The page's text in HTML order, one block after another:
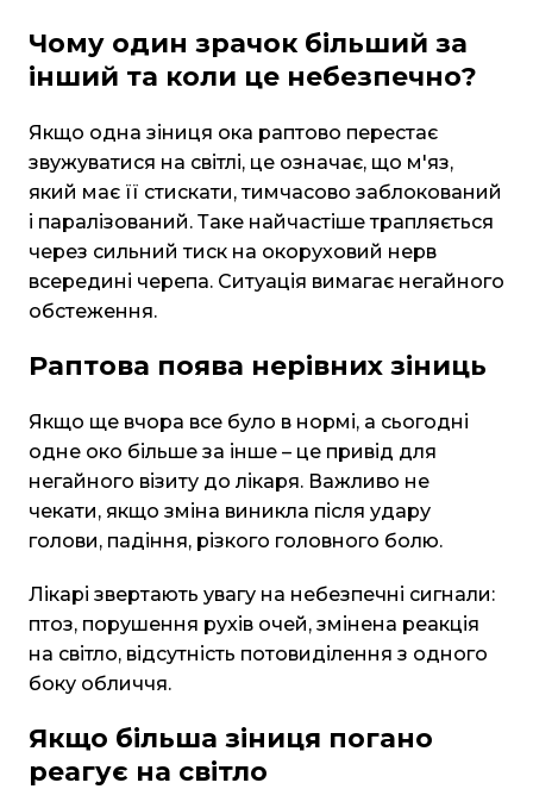
Чому один зрачок більший за
інший та коли це небезпечно?
Якщо одна зіниця ока раптово перестає
звужуватися на світлі, це означає, що м'яз,
який має її стискати, тимчасово заблокований
і паралізований. Таке найчастіше трапляється
через сильний тиск на окоруховий нерв
всередині черепа. Ситуація вимагає негайного
обстеження.
Раптова поява нерівних зіниць
Якщо ще вчора все було в нормі, а сьогодні
одне око більше за інше – це привід для
негайного візиту до лікаря. Важливо не
чекати, якщо зміна виникла після удару
голови, падіння, різкого головного болю.
Лікарі звертають увагу на небезпечні сигнали:
птоз, порушення рухів очей, змінена реакція
на світло, відсутність потовиділення з одного
боку обличчя.
Якщо більша зіниця погано
реагує на світло